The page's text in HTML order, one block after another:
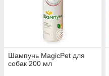
Шампунь MagicPet для
собак 200 мл